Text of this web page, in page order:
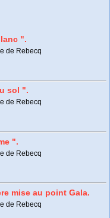
".
de Rebecq
sol ".
de Rebecq
".
de Rebecq
mise au point Gala.
de Rebecq